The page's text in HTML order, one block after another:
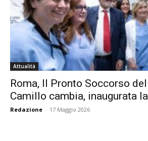
Attualità
Roma, Il Pronto Soccorso
Camillo cambia, inaugurata
Redazione - 17 Maggio 2026